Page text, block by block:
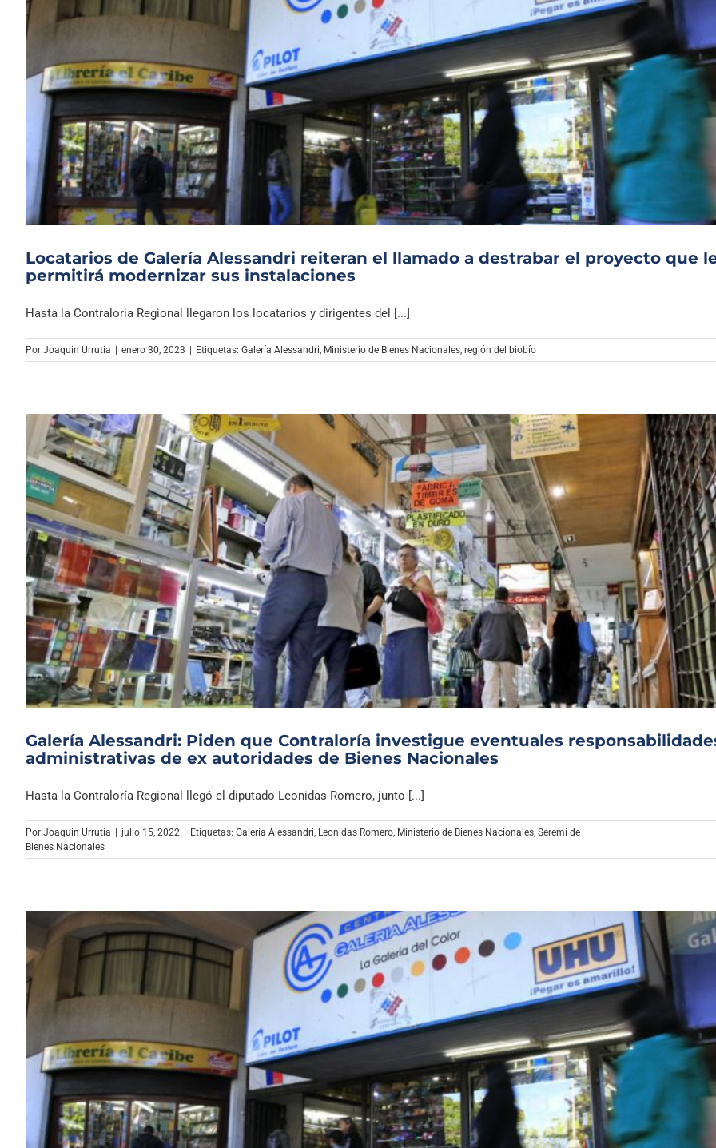
Locatarios de Galería Alessandri reiteran el llamado a destrabar el proyecto que
permitirá modernizar sus instalaciones
Hasta la Contraloria Regional llegaron los locatarios y dirigentes del [...]
Por Joaquin Urrutia | enero 30, 2023 | Etiquetas: Galería Alessandri Ministerio de Bienes Nacionales región del biobío
Galería Alessandri: Piden que Contraloría investigue eventuales
administrativas de ex autoridades de Bienes Nacionales
Hasta la Contraloría Regional llegó el diputado Leonidas Romero, junto [...]
Por Joaquin Urrutia julio 15, 2022 Etiquetas: Galería Alessandri, Leonidas Romero, Ministerio de Bienes Nacionales, Seremi de
Bienes Nacionales